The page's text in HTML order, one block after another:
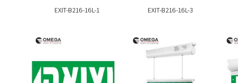
EXIT-B216-16L-3
EXIT-B216-16L-1